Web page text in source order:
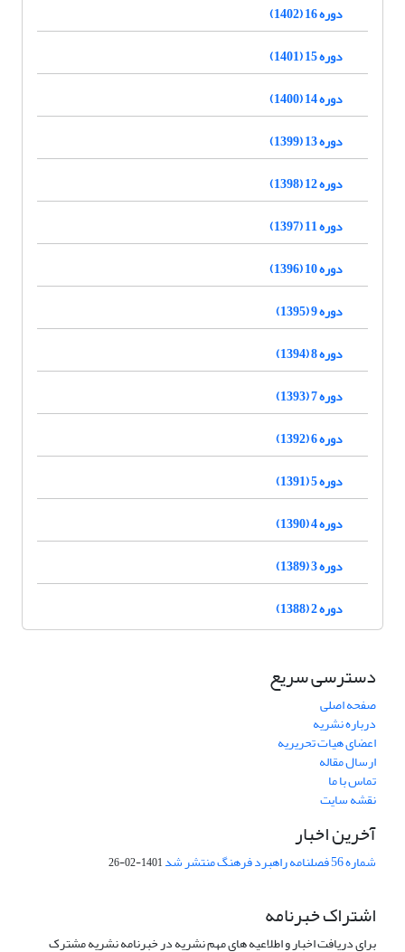
دوره 16 (1402)
دوره 15 (1401)
دوره 14 (1400)
دوره 13 (1399)
دوره 12 (1398)
دوره 11 (1397)
دوره 10 (1396)
دوره 9 (1395)
دوره 8 (1394)
دوره 7 (1393)
دوره 6 (1392)
دوره 5 (1391)
دوره 4 (1390)
دوره 3 (1389)
دوره 2 (1388)
دسترسی سریع
صفحه اصلی
درباره نشریه
اعضای هیات تحریریه
ارسال مقاله
تماس با ما
نقشه سایت
آخرین اخبار
شماره 56 فصلنامه راهبرد فرهنگ منتشر شد 1401-02-26
اشتراک خبرنامه
برای دریافت اخبار و اطلاعیه های مهم نشریه در خبرنامه نشریه مشترک